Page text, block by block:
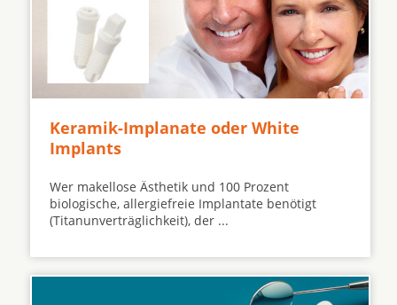
Keramik-Implanate oder White
Implants
Wer makellose Ästhetik und 100 Prozent
biologische, allergiefreie Implantate benötigt
(Titanunverträglichkeit), der ...